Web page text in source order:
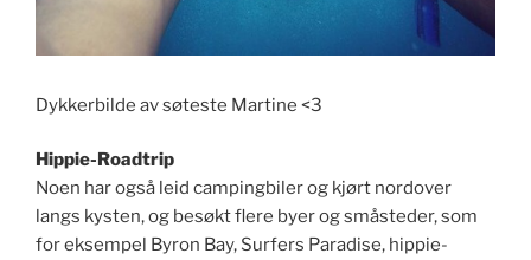
Dykkerbilde av søteste Martine <3
Hippie-Roadtrip
Noen har også leid campingbiler og kjørt nordover
langs kysten, og besøkt flere byer og småsteder, som
for eksempel Byron Bay, Surfers Paradise, hippie-